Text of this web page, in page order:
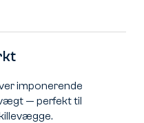
imponerende
— perfekt til